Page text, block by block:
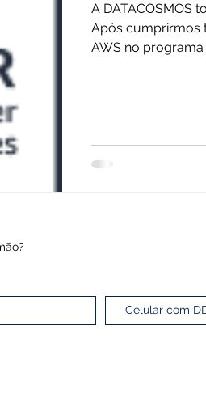
A DATACOSMOS
Após cumprirmos
AWS no programa